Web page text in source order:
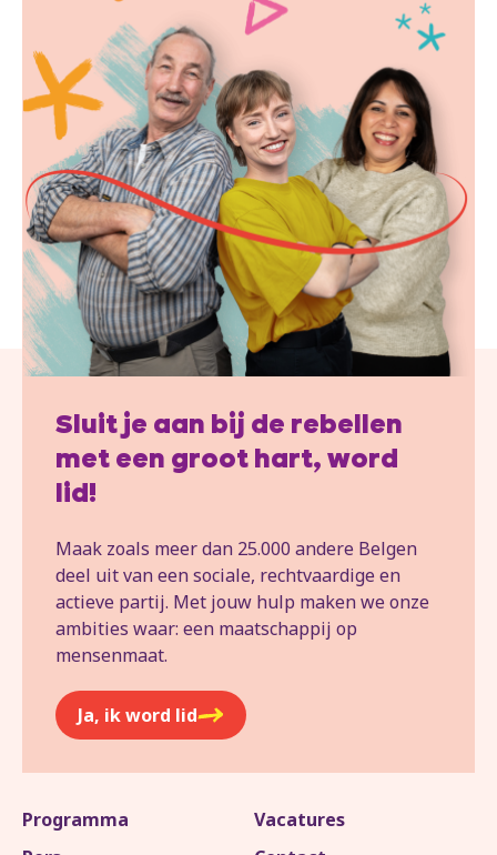
Sluit je aan bij de rebellen
met een groot hart, word
lid!
Maak zoals meer dan 25.000 andere Belgen
deel uit van een sociale, rechtvaardige en
actieve partij. Met jouw hulp maken we onze
ambities waar: een maatschappij op
mensenmaat.
Ja, ik word lid
Programma
Vacatures